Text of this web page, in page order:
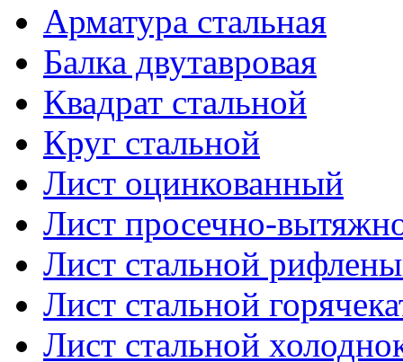
Арматура стальная
Балка двутавровая
Квадрат стальной
Круг стальной
Лист оцинкованный
Лист просечно-
Лист стальной
Лист стальной
Лист стальной